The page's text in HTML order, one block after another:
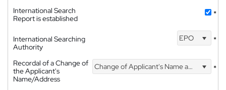
International Search
Report is established
*
International Searching
Authority
EPO *
Recordal of a Change of
the Applicant's
Name/Address
Change of Applicant's Name and Address *